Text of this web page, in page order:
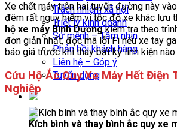
Trách nhiệm xã hội
Triết lý kinh doanh
Sứ mệnh – Tầm nhìn
Phản hồi khách hàng
Liên hệ – Góp ý
Tuyển dụng
Xe chết máy trên hai tuyến đường này
đêm rất nguy hiểm vì tốc độ xe khác lưu
hộ xe máy Bình Dươngkiểm tra theo
đơn giản nhất, đọc mã lỗi Fi nếu xe tay
báo giá trước khi thay bất kỳ linh kiện nào.
Cứu Hộ Ắc Quy Xe Máy Hết Điện
Nghiệp
Kích bình và thay bình ắc quy xe